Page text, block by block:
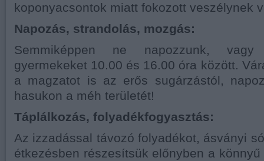
koponyacsontok miatt fokozott veszélynek
Napozás, strandolás, mozgás:
Semmiképpen ne napozzunk,
gyermekeket 10.00 és 16.00 óra között.
a magzatot is az erős sugárzástól,
hasukon a méh területét!
Táplálkozás, folyadékfogyasztás:
Az izzadással távozó folyadékot, ásványi
étkezésben részesítsük előnyben a